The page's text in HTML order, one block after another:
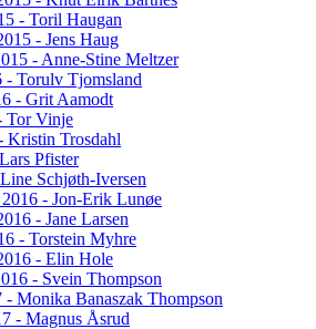
- Toril Haugan
- Jens Haug
- Anne-Stine Meltzer
- Torulv Tjomsland
- Grit Aamodt
Tor Vinje
Kristin Trosdahl
Pfister
Schjøth-Iversen
- Jon-Erik Lunøe
- Jane Larsen
- Torstein Myhre
- Elin Hole
- Svein Thompson
- Monika Banaszak Thompson
- Magnus Åsrud